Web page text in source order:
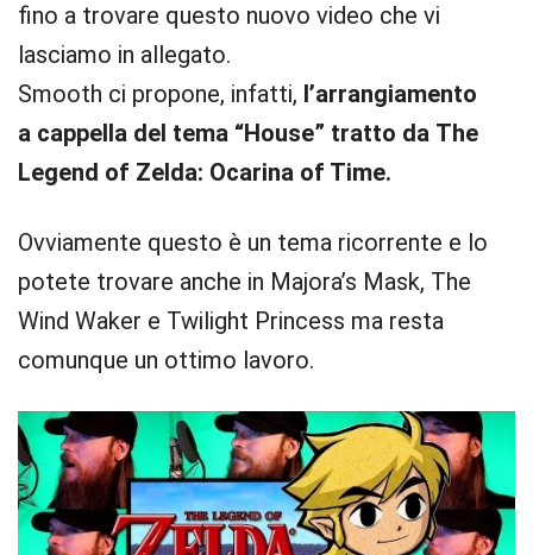
fino a trovare questo nuovo video che vi
lasciamo in allegato.
Smooth ci propone, infatti, l’arrangiamento
a cappella del tema “House” tratto da The
Legend of Zelda: Ocarina of Time.
Ovviamente questo è un tema ricorrente e lo
potete trovare anche in Majora’s Mask, The
Wind Waker e Twilight Princess ma resta
comunque un ottimo lavoro.